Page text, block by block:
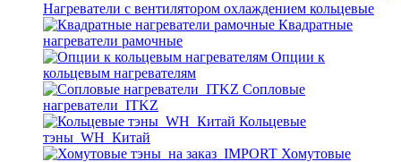
Нагреватели с вентилятором охлаждением кольцевые
Квадратные
нагреватели рамочные
Опции к
кольцевым нагревателям
Cопловые
нагреватели_ITKZ
Кольцевые
тэны_WH_Китай
Хомутовые